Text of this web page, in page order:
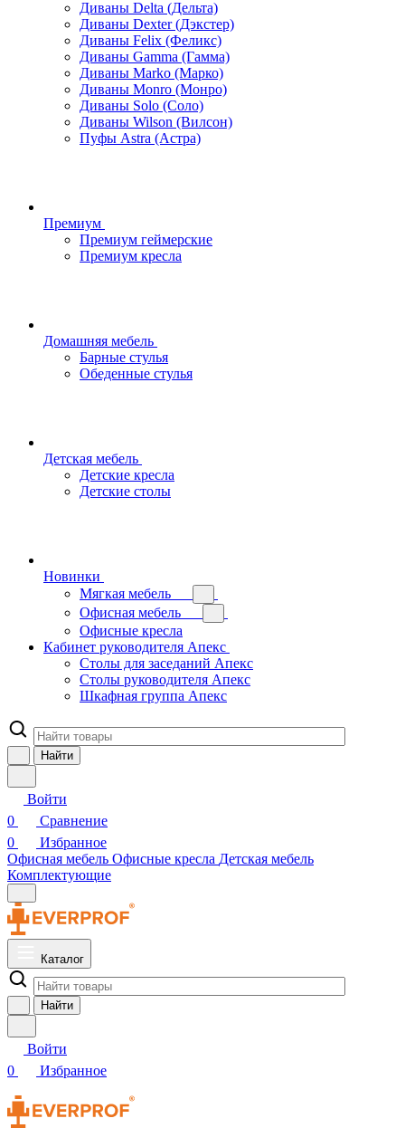
Диваны Delta (Дельта)
Диваны Dexter (Дэкстер)
Диваны Felix (Феликс)
Диваны Gamma (Гамма)
Диваны Marko (Марко)
Диваны Monro (Монро)
Диваны Solo (Соло)
Диваны Wilson (Вилсон)
Пуфы Astra (Астра)
Премиум
Премиум геймерские
Премиум кресла
Домашняя мебель
Барные стулья
Обеденные стулья
Детская мебель
Детские кресла
Детские столы
Новинки
Мягкая мебель
Офисная мебель
Офисные кресла
Кабинет руководителя Апекс
Столы для заседаний Апекс
Столы руководителя Апекс
Шкафная группа Апекс
Найти
Войти
0
Сравнение
0
Избранное
Офисная мебель Офисные кресла Детская мебель
Комплектующие
Каталог
Найти
Войти
0
Избранное